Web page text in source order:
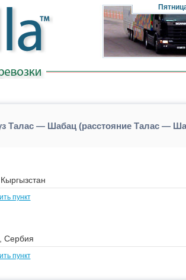
Талас — Шабац (расстояние Талас —
пункт
пункт